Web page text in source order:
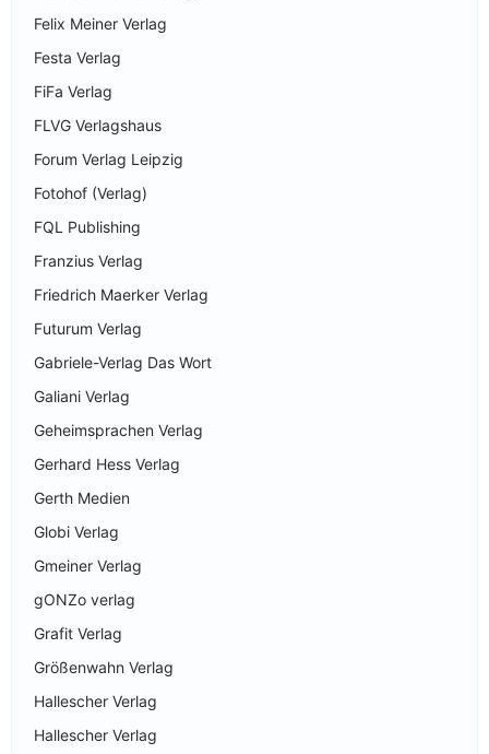
Felix Meiner Verlag
Festa Verlag
FiFa Verlag
FLVG Verlagshaus
Forum Verlag Leipzig
Fotohof (Verlag)
FQL Publishing
Franzius Verlag
Friedrich Maerker Verlag
Futurum Verlag
Gabriele-Verlag Das Wort
Galiani Verlag
Geheimsprachen Verlag
Gerhard Hess Verlag
Gerth Medien
Globi Verlag
Gmeiner Verlag
gONZo verlag
Grafit Verlag
Größenwahn Verlag
Hallescher Verlag
Hallescher Verlag